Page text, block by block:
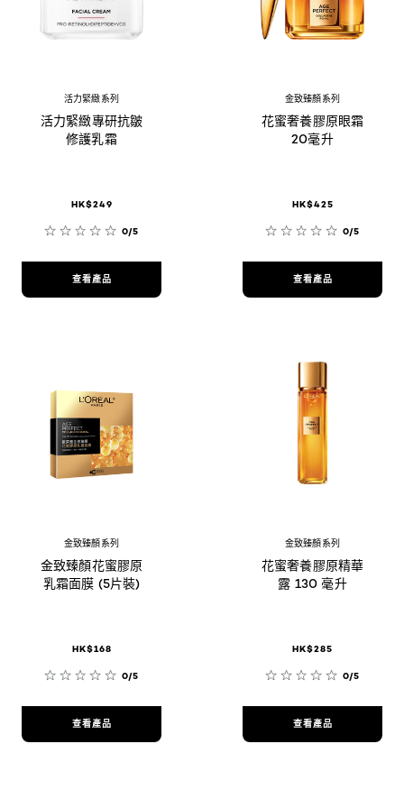
活力緊緻系列
活力緊緻專研抗皺
修護乳霜
HK$249
0/5
查看產品
金致臻顏系列
花蜜奢養膠原眼霜
20毫升
HK$425
0/5
查看產品
金致臻顏系列
金致臻顏花蜜膠原
乳霜面膜 (5片裝)
HK$168
0/5
查看產品
金致臻顏系列
花蜜奢養膠原精華
露 130 毫升
HK$285
0/5
查看產品